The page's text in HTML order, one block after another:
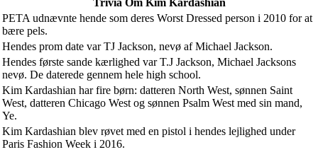
PETA udnævnte hende som deres Worst Dressed person i 2010 for at
bære pels.
Hendes prom date var TJ Jackson, nevø af Michael Jackson.
Hendes første sande kærlighed var T.J Jackson, Michael Jacksons
nevø. De daterede gennem hele high school.
Kim Kardashian har fire børn: datteren North West, sønnen Saint
West, datteren Chicago West og sønnen Psalm West med sin mand,
Ye.
Kim Kardashian blev røvet med en pistol i hendes lejlighed under
Paris Fashion Week i 2016.